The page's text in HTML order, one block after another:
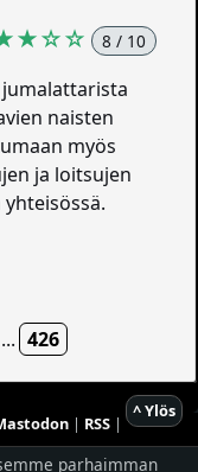
☆☆ 8 / 10
naisten
myös
ja loitsujen
... 426
^ Ylös
| RSS|
parhaimman